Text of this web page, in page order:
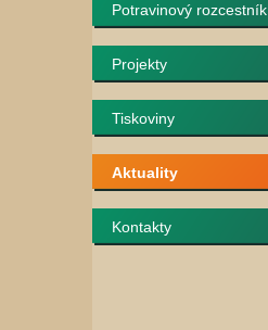
Potravinový rozcestník
Projekty
Tiskoviny
Aktuality
Kontakty